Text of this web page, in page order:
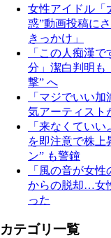
女性アイドル「
惑”動画投稿に
きっかけ」
「この人痴漢
分」潔白判明も
撃” へ
「マジでいい
気アーティスト
「来なくてい
を即注意で株
ン” も警鐘
「風の音が女
からの脱却…女
った
カテゴリ一覧